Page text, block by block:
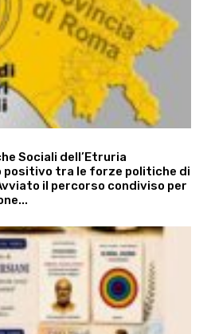
Sociali dell’Etruria
positivo tra le forze politiche di
il percorso condiviso per